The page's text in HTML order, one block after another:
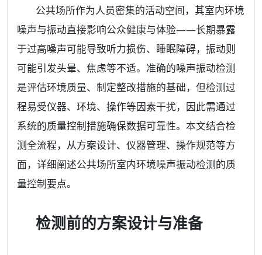
公共场所作为人员密集的活动空间，其室内环境
噪声与振动直接影响公众健康与体验——长期暴露
于过高噪声可能导致听力损伤、睡眠障碍，振动则
可能引发头晕、焦虑等不适。准确的噪声振动检测
是评估环境质量、制定整改措施的基础，但检测过
程易受仪器、环境、操作等因素干扰，因此需通过
系统的质量控制措施确保数据可靠性。本文结合检
测全流程，从方案设计、仪器管理、操作规范等方
面，详细阐述公共场所室内环境噪声振动检测的质
量控制要点。
检测前的方案设计与准备